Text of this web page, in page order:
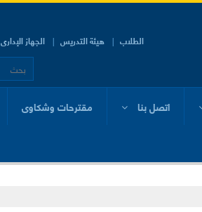
الطلاب هيئة التدريس الجهاز الإدارى
اتصل بنا مقترحات وشكاوى